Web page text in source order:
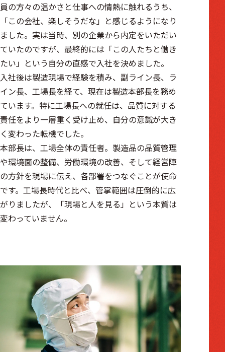
員の方々の温かさと仕事への情熱に触れるうち、
「この会社、楽しそうだな」と感じるようになり
ました。実は当時、別の企業から内定をいただい
ていたのですが、最終的には「この人たちと働き
たい」という自分の直感で入社を決めました。
入社後は製造現場で経験を積み、副ライン長、ラ
イン長、工場長を経て、現在は製造本部長を務め
ています。特に工場長への就任は、品質に対する
責任をより一層重く受け止め、自分の意識が大き
く変わった転機でした。
本部長は、工場全体の責任者。製造品の品質管理
や環境面の整備、労働環境の改善、そして経営陣
の方針を現場に伝え、各部署をつなぐことが使命
です。工場長時代と比べ、管掌範囲は圧倒的に広
がりましたが、「現場と人を見る」という本質は
変わっていません。